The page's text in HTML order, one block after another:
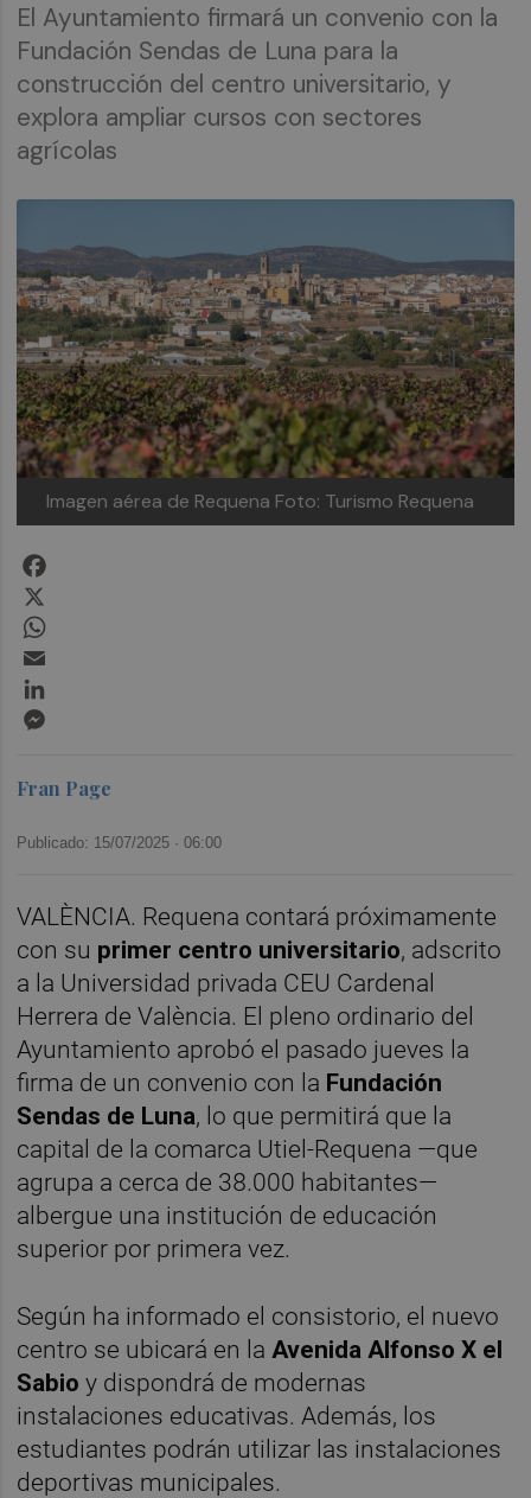
El Ayuntamiento firmará un convenio con la
Fundación Sendas de Luna para la
construcción del centro universitario, y
explora ampliar cursos con sectores
agrícolas
Imagen aérea de Requena Foto: Turismo Requena
Fran Page
Publicado: 15/07/2025 ·06:00
VALÈNCIA. Requena contará próximamente
con su primer centro universitario, adscrito
a la Universidad privada CEU Cardenal
Herrera de València. El pleno ordinario del
Ayuntamiento aprobó el pasado jueves la
firma de un convenio con la Fundación
Sendas de Luna, lo que permitirá que la
capital de la comarca Utiel-Requena —que
agrupa a cerca de 38.000 habitantes—
albergue una institución de educación
superior por primera vez.
Según ha informado el consistorio, el nuevo
centro se ubicará en la Avenida Alfonso X el
Sabioy dispondrá de modernas
instalaciones educativas. Además, los
estudiantes podrán utilizar las instalaciones
deportivas municipales.